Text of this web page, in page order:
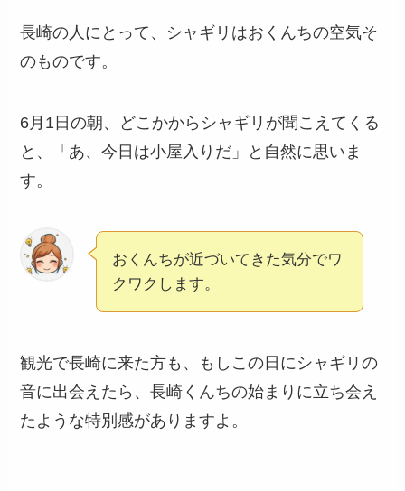
長崎の人にとって、シャギリはおくんちの空気そ
のものです。
6月1日の朝、どこかからシャギリが聞こえてくる
と、「あ、今日は小屋入りだ」と自然に思いま
す。
おくんちが近づいてきた気分でワ
クワクします。
観光で長崎に来た方も、もしこの日にシャギリの
音に出会えたら、長崎くんちの始まりに立ち会え
たような特別感がありますよ。